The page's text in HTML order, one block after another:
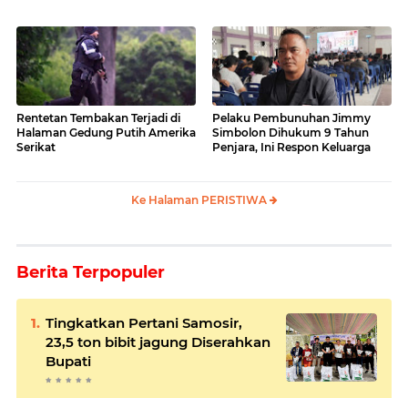
Rentetan Tembakan Terjadi di
Halaman Gedung Putih Amerika
Serikat
Pelaku Pembunuhan Jimmy
Simbolon Dihukum 9 Tahun
Penjara, Ini Respon Keluarga
Ke Halaman PERISTIWA
Berita Terpopuler
Tingkatkan Pertani Samosir,
23,5 ton bibit jagung Diserahkan
Bupati